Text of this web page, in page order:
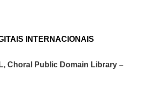
INTERNACIONAIS
Choral Public Domain Library –